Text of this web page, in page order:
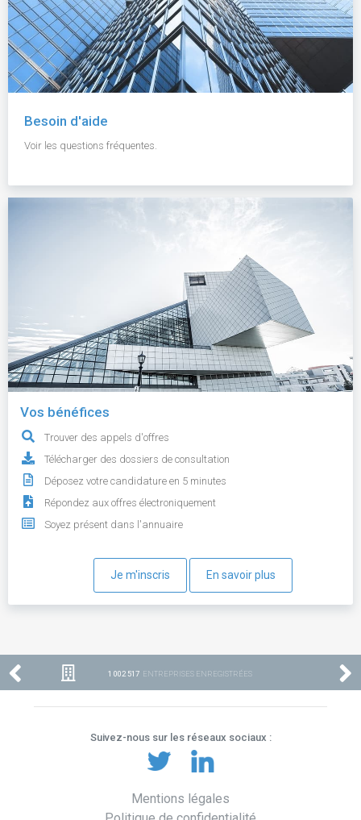
Besoin d'aide
Voir les questions fréquentes.
Vos bénéfices
Trouver des appels d'offres
Télécharger des dossiers de consultation
Déposez votre candidature en 5 minutes
Répondez aux offres électroniquement
Soyez présent dans l'annuaire
Je m'inscris En savoir plus
1 002 517 ENTREPRISES ENREGISTRÉES
Suivez-nous sur les réseaux sociaux :
Mentions légales